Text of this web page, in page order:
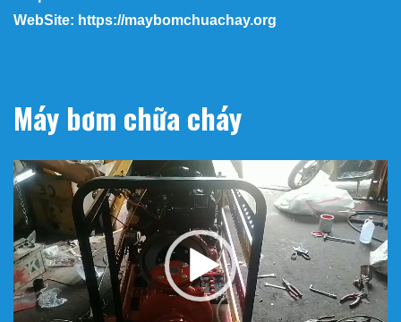
WebSite: https://maybomchuachay.org
Máy bơm chữa cháy
Trình
chơi
Video